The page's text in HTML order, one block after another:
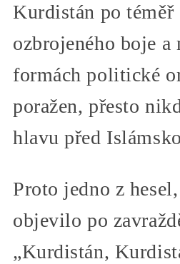
Kurdistán po téměř
ozbrojeného boje a
formách politické
poražen, přesto
hlavu před
Proto jedno z
objevilo po
„Kurdistán,